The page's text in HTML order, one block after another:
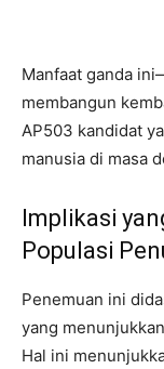
Manfaat ganda
membangun
AP503 kandidat
manusia di masa
Implikasi
Populasi
Penemuan ini
yang
Hal ini